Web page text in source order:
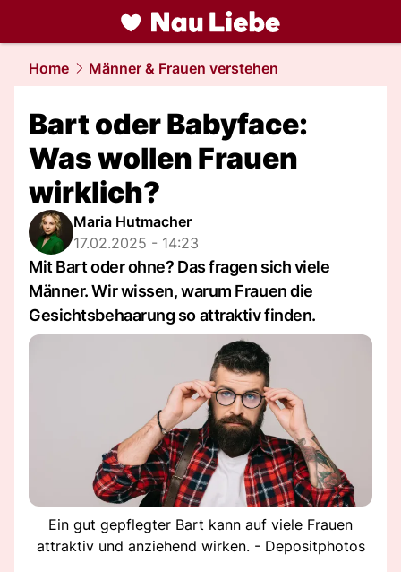
liebe.NAU.ch
Home Männer & Frauen verstehen
Bart oder Babyface:
Was wollen Frauen
wirklich?
Maria Hutmacher
17.02.2025 - 14:23
Mit Bart oder ohne? Das fragen sich viele
Männer. Wir wissen, warum Frauen die
Gesichtsbehaarung so attraktiv finden.
Ein gut gepflegter Bart kann auf viele Frauen
attraktiv und anziehend wirken. - Depositphotos